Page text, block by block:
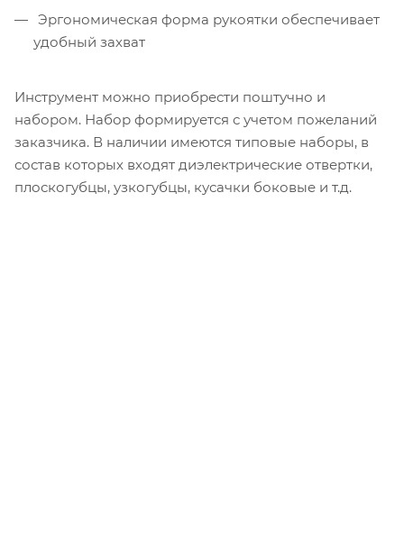
Эргономическая форма рукоятки обеспечивает
удобный захват
Инструмент можно приобрести поштучно и
набором. Набор формируется с учетом пожеланий
заказчика. В наличии имеются типовые наборы, в
состав которых входят диэлектрические отвертки,
плоскогубцы, узкогубцы, кусачки боковые и т.д.